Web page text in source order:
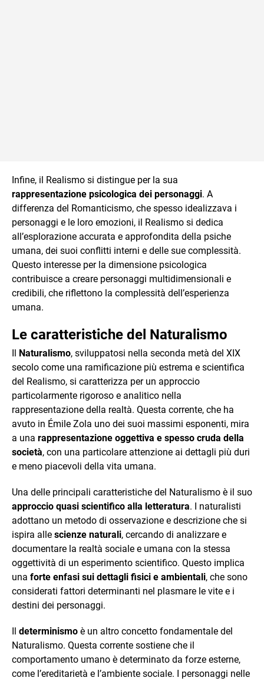
Infine, il Realismo si distingue per la sua
rappresentazione psicologica dei personaggi. A
differenza del Romanticismo, che spesso idealizzava i
personaggi e le loro emozioni, il Realismo si dedica
all’esplorazione accurata e approfondita della psiche
umana, dei suoi conflitti interni e delle sue complessità.
Questo interesse per la dimensione psicologica
contribuisce a creare personaggi multidimensionali e
credibili, che riflettono la complessità dell’esperienza
umana.
Le caratteristiche del Naturalismo
Il Naturalismo, sviluppatosi nella seconda metà del XIX
secolo come una ramificazione più estrema e scientifica
del Realismo, si caratterizza per un approccio
particolarmente rigoroso e analitico nella
rappresentazione della realtà. Questa corrente, che ha
avuto in Émile Zola uno dei suoi massimi esponenti, mira
a una rappresentazione oggettiva e spesso cruda della
società, con una particolare attenzione ai dettagli più duri
e meno piacevoli della vita umana.
Una delle principali caratteristiche del Naturalismo è il suo
approccio quasi scientifico alla letteratura. I naturalisti
adottano un metodo di osservazione e descrizione che si
ispira alle scienze naturali, cercando di analizzare e
documentare la realtà sociale e umana con la stessa
oggettività di un esperimento scientifico. Questo implica
una forte enfasi sui dettagli fisici e ambientali, che sono
considerati fattori determinanti nel plasmare le vite e i
destini dei personaggi.
Il determinismo è un altro concetto fondamentale del
Naturalismo. Questa corrente sostiene che il
comportamento umano è determinato da forze esterne,
come l’ereditarietà e l’ambiente sociale. I personaggi nelle